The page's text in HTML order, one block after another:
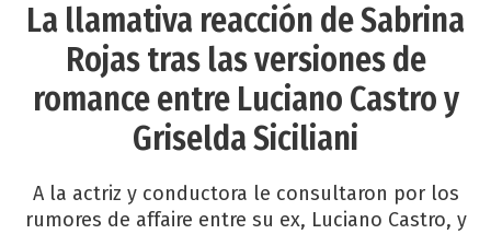
La llamativa reacción de Sabrina
Rojas tras las versiones de
romance entre Luciano Castro y
Griselda Siciliani
A la actriz y conductora le consultaron por los
rumores de affaire entre su ex, Luciano Castro, y